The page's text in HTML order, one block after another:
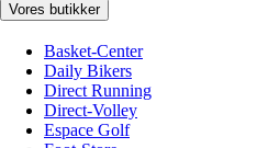
Vores butikker
Basket-Center
Daily Bikers
Direct Running
Direct-Volley
Espace Golf